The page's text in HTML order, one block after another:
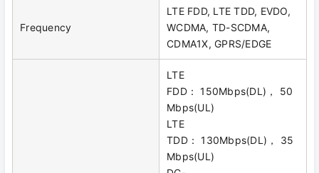
Frequency
LTE FDD, LTE TDD, EVDO,
WCDMA, TD-SCDMA,
CDMA1X, GPRS/EDGE
LTE
FDD： 150Mbps(DL)， 50
Mbps(UL)
LTE
TDD： 130Mbps(DL)， 35
Mbps(UL)